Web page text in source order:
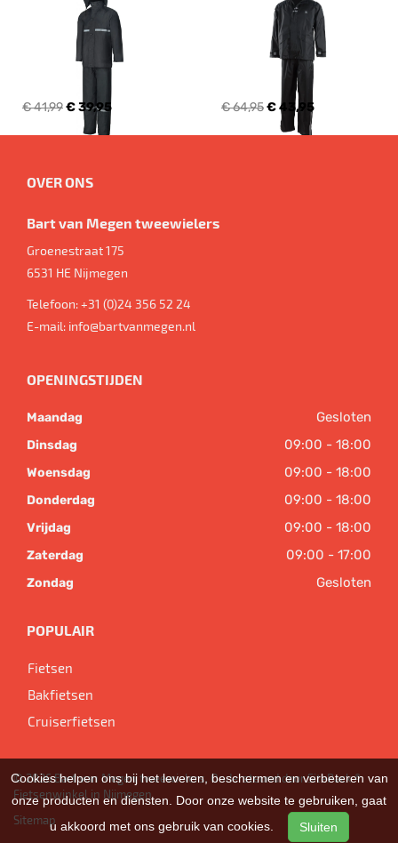
€ 41,99€ 39,95 € 64,95€ 43,95
OVER ONS
Bart van Megen tweewielers
Groenestraat 175
6531 HE Nijmegen
Telefoon:+31 (0)24 356 52 24
E-mail: info@bartvanmegen.nl
OPENINGSTIJDEN
Maandag Gesloten
Dinsdag 09:00 - 18:00
Woensdag 09:00 - 18:00
Donderdag 09:00 - 18:00
Vrijdag 09:00 - 18:00
Zaterdag 09:00 - 17:00
Zondag Gesloten
POPULAIR
Fietsen
Bakfietsen
Cruiserfietsen
© 2026 Bart van Megen tweewielers. Ondersteund doorSitePack ®
Fietsenwinkel in Nijmegen
Sitemap
Cookies helpen ons bij het leveren, beschermen en verbeteren van
onze producten en diensten. Door onze website te gebruiken, gaat
u akkoord met ons gebruik van cookies.
Sluiten